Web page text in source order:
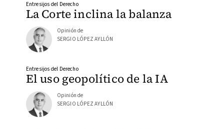
La Corte inclina la balanza
Entresijos del Derecho
Opinión de
SERGIO LÓPEZ AYLLÓN
El uso geopolítico de la IA
Entresijos del Derecho
Opinión de
SERGIO LÓPEZ AYLLÓN